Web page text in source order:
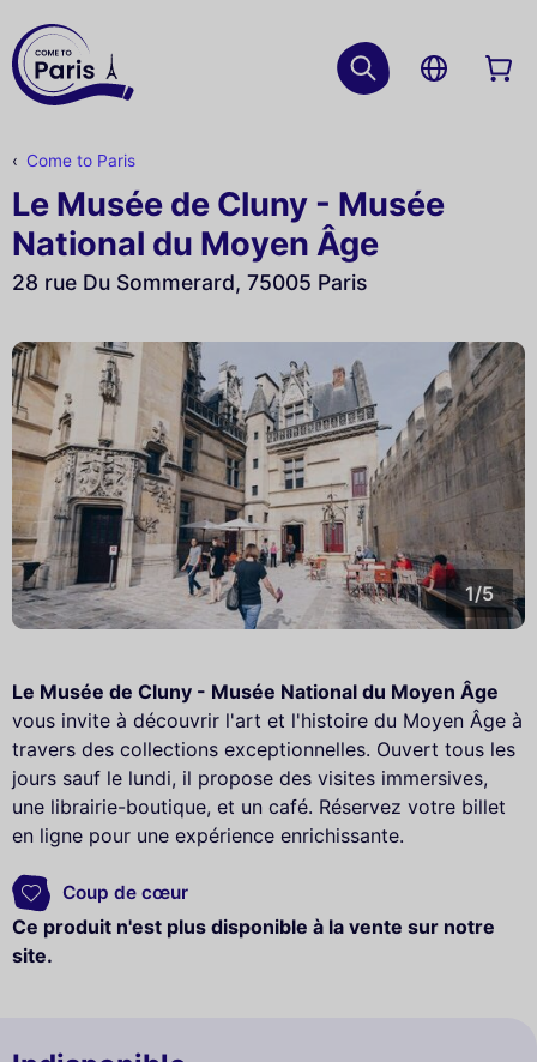
Come to Paris
Le Musée de Cluny - Musée
National du Moyen Âge
28 rue Du Sommerard, 75005 Paris
1/5
Le Musée de Cluny - Musée National du Moyen Âge
vous invite à découvrir l'art et l'histoire du Moyen Âge à
travers des collections exceptionnelles. Ouvert tous les
jours sauf le lundi, il propose des visites immersives,
une librairie-boutique, et un café. Réservez votre billet
en ligne pour une expérience enrichissante.
Coup de cœur
Ce produit n'est plus disponible à la vente sur notre
site.